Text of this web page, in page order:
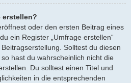
erstellen?
oder den ersten Beitrag eines
ein Register „Umfrage erstellen“
Solltest du diesen
hast du wahrscheinlich nicht die
Du solltest einen Titel und
in die entsprechenden